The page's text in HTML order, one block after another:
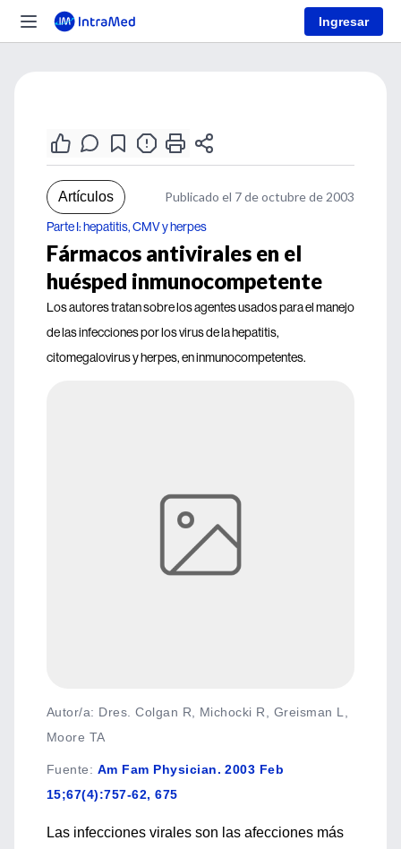
Ingresar
Artículos Publicado el 7 de octubre de 2003
Parte I: hepatitis, CMV y herpes
Fármacos antivirales en el
huésped inmunocompetente
Los autores tratan sobre los agentes usados para el manejo
de las infecciones por los virus de la hepatitis,
citomegalovirus y herpes, en inmunocompetentes.
Autor/a: Dres. Colgan R, Michocki R, Greisman L,
Moore TA
Fuente: Am Fam Physician. 2003 Feb
15;67(4):757-62, 675
Las infecciones virales son las afecciones más